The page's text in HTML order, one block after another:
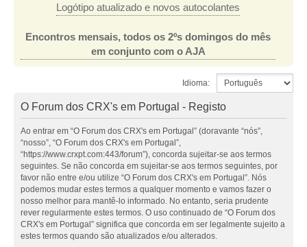
Logótipo atualizado e novos autocolantes
Encontros mensais, todos os 2ºs domingos do mês
em conjunto com o AJA
Idioma:
O Forum dos CRX's em Portugal - Registo
Ao entrar em “O Forum dos CRX's em Portugal” (doravante “nós”,
“nosso”, “O Forum dos CRX's em Portugal”,
“https://www.crxpt.com:443/forum”), concorda sujeitar-se aos termos
seguintes. Se não concorda em sujeitar-se aos termos seguintes, por
favor não entre e/ou utilize “O Forum dos CRX's em Portugal”. Nós
podemos mudar estes termos a qualquer momento e vamos fazer o
nosso melhor para mantê-lo informado. No entanto, seria prudente
rever regularmente estes termos. O uso continuado de “O Forum dos
CRX's em Portugal” significa que concorda em ser legalmente sujeito a
estes termos quando são atualizados e/ou alterados.